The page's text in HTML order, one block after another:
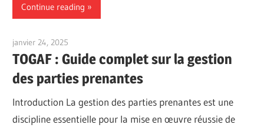
Continue reading
janvier 24, 2025
TOGAF : Guide complet sur la gestion
des parties prenantes
Introduction La gestion des parties prenantes est une
discipline essentielle pour la mise en œuvre réussie de